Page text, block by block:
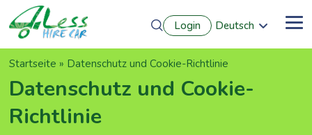
Direkt
zum
Inhalt
Login
Deutsch
Pfadnavigation
Startseite Datenschutz und Cookie-Richtlinie
Datenschutz und Cookie-
Richtlinie